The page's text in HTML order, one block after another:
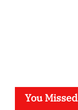
You Missed